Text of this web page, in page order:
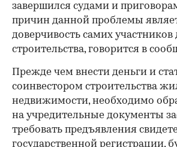
завершился судами и
причин данной проблемы
доверчивость самих участников
строительства, говорится в
Прежде чем внести деньги и
соинвестором строительства
недвижимости, необходимо
на учредительные документы
требовать предъявления
государственной регистрации,